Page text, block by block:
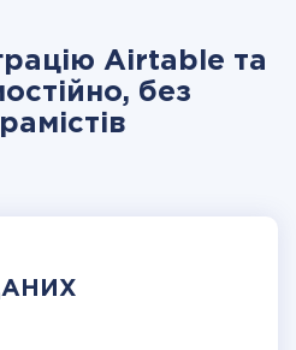
Airtable та
без